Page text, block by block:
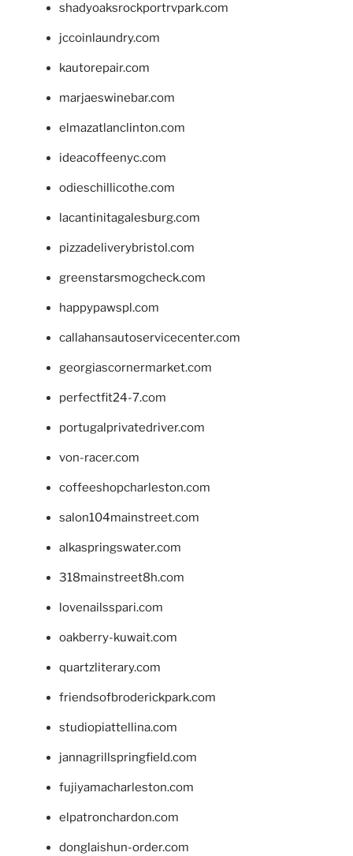
shadyoaksrockportrvpark.com
jccoinlaundry.com
kautorepair.com
marjaeswinebar.com
elmazatlanclinton.com
ideacoffeenyc.com
odieschillicothe.com
lacantinitagalesburg.com
pizzadeliverybristol.com
greenstarsmogcheck.com
happypawspl.com
callahansautoservicecenter.com
georgiascornermarket.com
perfectfit24-7.com
portugalprivatedriver.com
von-racer.com
coffeeshopcharleston.com
salon104mainstreet.com
alkaspringswater.com
318mainstreet8h.com
lovenailsspari.com
oakberry-kuwait.com
quartzliterary.com
friendsofbroderickpark.com
studiopiattellina.com
jannagrillspringfield.com
fujiyamacharleston.com
elpatronchardon.com
donglaishun-order.com